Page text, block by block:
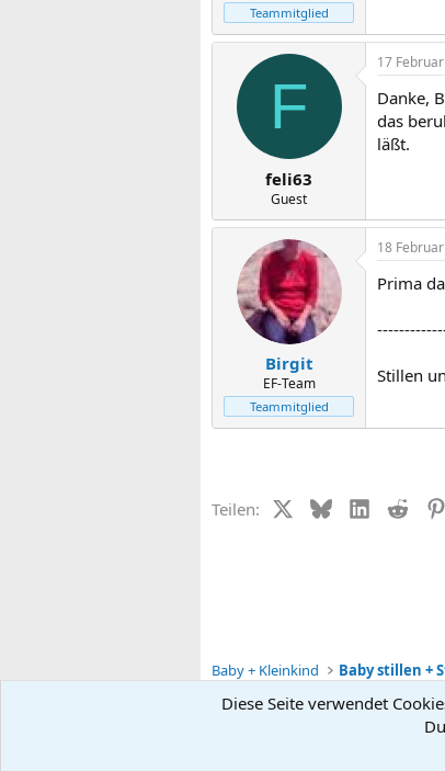
Teammitglied
F
feli63
Guest
17
Danke,
das
läßt.
Birgit
EF-Team
Teammitglied
18
Prima
Stillen
Teilen: X (Twitter)
BlueskyLinkedIn
Reddit
Baby + Kleinkind Baby stillen +
Diese Seite verwendet